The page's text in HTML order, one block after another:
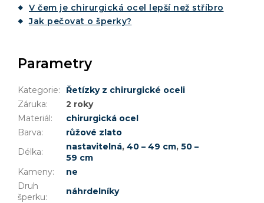
V čem je chirurgická ocel lepší než stříbro
Jak pečovat o šperky?
Parametry
Kategorie:
Řetízky z chirurgické oceli
Záruka:
2 roky
Materiál:
chirurgická ocel
Barva:
růžové zlato
Délka: nastavitelná, 40 – 49 cm, 50 –
59 cm
Kameny:
ne
Druh
šperku:
náhrdelníky